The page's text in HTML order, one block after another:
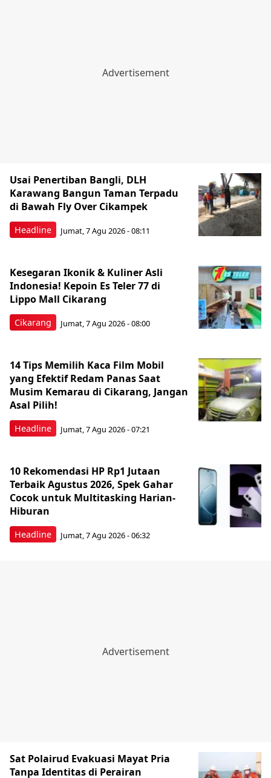
Headline
Usai Penertiban Bangli, DLH
Karawang Bangun Taman Terpadu
di Bawah Fly Over Cikampek
Jumat, 7 Agu 2026 - 08:11
Cikarang
Kesegaran Ikonik & Kuliner Asli
Indonesia! Kepoin Es Teler 77 di
Lippo Mall Cikarang
Jumat, 7 Agu 2026 - 08:00
Headline
14 Tips Memilih Kaca Film Mobil
yang Efektif Redam Panas Saat
Musim Kemarau di Cikarang, Jangan
Asal Pilih!
Jumat, 7 Agu 2026 - 07:21
Headline
10 Rekomendasi HP Rp1 Jutaan
Terbaik Agustus 2026, Spek Gahar
Cocok untuk Multitasking Harian-
Hiburan
Jumat, 7 Agu 2026 - 06:32
Sat Polairud Evakuasi Mayat Pria
Tanpa Identitas di Perairan